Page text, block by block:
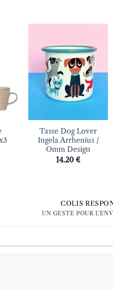
Ajouter
à la liste
d’envies
Tasse Dog Lover
Ingela Arrhenius /
Omm Design
14.20€
COLIS
UN GESTE POUR